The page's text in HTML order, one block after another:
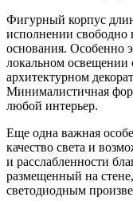
Фигурный корпус
исполнении свободно
основания. Особенно
локальном освещении
архитектурном
Минималистичная
любой интерьер.
Еще одна важная
качество света и
и расслабленности
размещенный на
светодиодным